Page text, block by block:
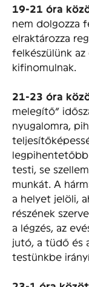
19-21 óra
nem dolgozza
elraktározza
felkészülünk az
kifinomulnak.
21-23 óra
melegítő”
nyugalomra,
legpihentetőbb
testi, se
munkát. A
a helyet jelöli,
részének
a légzés, az
jutó, a tüdő és
testünkbe